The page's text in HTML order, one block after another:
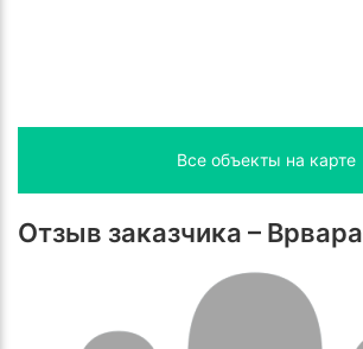
Все объекты на карте
Отзыв заказчика – Врвара